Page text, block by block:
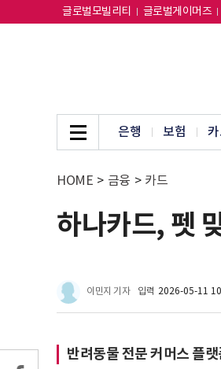
글로벌모빌리티 글로벌게이머즈
은행 보험
HOME > 금융 > 카드
하나카드, 펫
이민지 기자 입력 2026-05-11
반려동물 전문 커머스 플랫